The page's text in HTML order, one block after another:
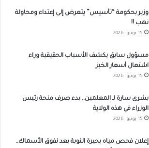
وزير بحكومة “تأسيس” يتعرض إلى إعتداء ومحاولة
نهب !!
15 يونيو، 2026
مسؤول سابق يكشف الأسباب الحقيقية وراء
اشتعال أسعار الخبز
15 يونيو، 2026
بشرى سارة لـ المعلمين.. بدء صرف منحة رئيس
الوزراء في هذه الولاية
15 يونيو، 2026
إعلان فحص مياه بحيرة النوبة بعد نفوق الأسماك..